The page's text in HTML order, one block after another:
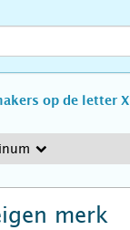
op de letter X
merk